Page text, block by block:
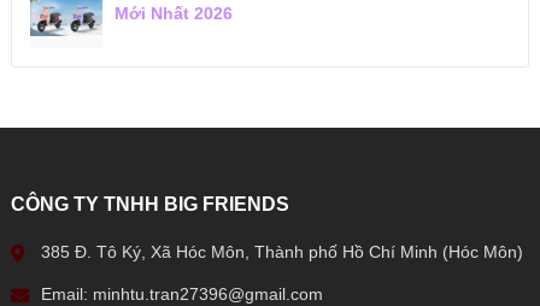
Mới Nhất 2026
CÔNG TY TNHH BIG FRIENDS
385 Đ. Tô Ký, Xã Hóc Môn, Thành phố Hồ Chí Minh (Hóc Môn)
Email: minhtu.tran27396@gmail.com